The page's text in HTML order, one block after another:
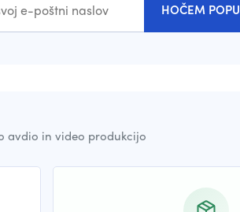
HOČEM
avdio in video produkcijo